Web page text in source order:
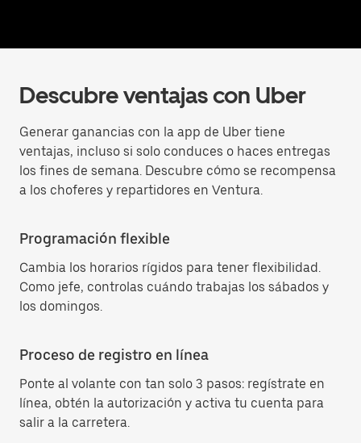
Descubre ventajas con Uber
Generar ganancias con la app de Uber tiene
ventajas, incluso si solo conduces o haces entregas
los fines de semana. Descubre cómo se recompensa
a los choferes y repartidores en Ventura.
Programación flexible
Cambia los horarios rígidos para tener flexibilidad.
Como jefe, controlas cuándo trabajas los sábados y
los domingos.
Proceso de registro en línea
Ponte al volante con tan solo 3 pasos: regístrate en
línea, obtén la autorización y activa tu cuenta para
salir a la carretera.